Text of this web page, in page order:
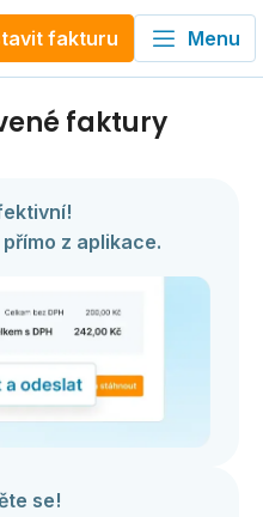
fakturu Menu
z aplikace.
se!
faktury